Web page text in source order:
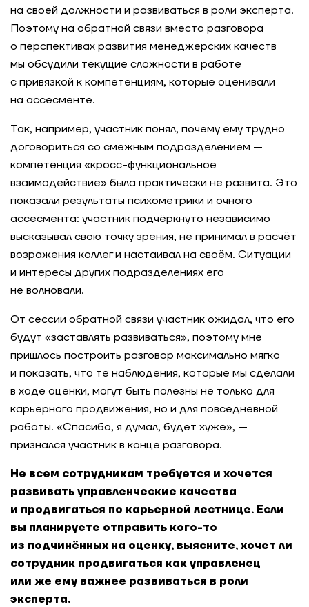
на своей должности и развиваться в роли эксперта.
Поэтому на обратной связи вместо разговора
о перспективах развития менеджерских качеств
мы обсудили текущие сложности в работе
с привязкой к компетенциям, которые оценивали
на ассесменте.
Так, например, участник понял, почему ему трудно
договориться со смежным подразделением —
компетенция «кросс-функциональное
взаимодействие» была практически не развита. Это
показали результаты психометрики и очного
ассесмента: участник подчёркнуто независимо
высказывал свою точку зрения, не принимал в расчёт
возражения коллег и настаивал на своём. Ситуации
и интересы других подразделениях его
не волновали.
От сессии обратной связи участник ожидал, что его
будут «заставлять развиваться», поэтому мне
пришлось построить разговор максимально мягко
и показать, что те наблюдения, которые мы сделали
в ходе оценки, могут быть полезны не только для
карьерного продвижения, но и для повседневной
работы. «Спасибо, я думал, будет хуже», —
признался участник в конце разговора.
Не всем сотрудникам требуется и хочется
развивать управленческие качества
и продвигаться по карьерной лестнице. Если
вы планируете отправить кого-то
из подчинённых на оценку, выясните, хочет ли
сотрудник продвигаться как управленец
или же ему важнее развиваться в роли
эксперта.